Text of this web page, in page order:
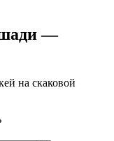
—
на скаковой